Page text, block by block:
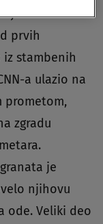
ruske
prvih
stambenih
a ulazio na
prometom,
zgradu
je
njihovu
ode. Veliki deo